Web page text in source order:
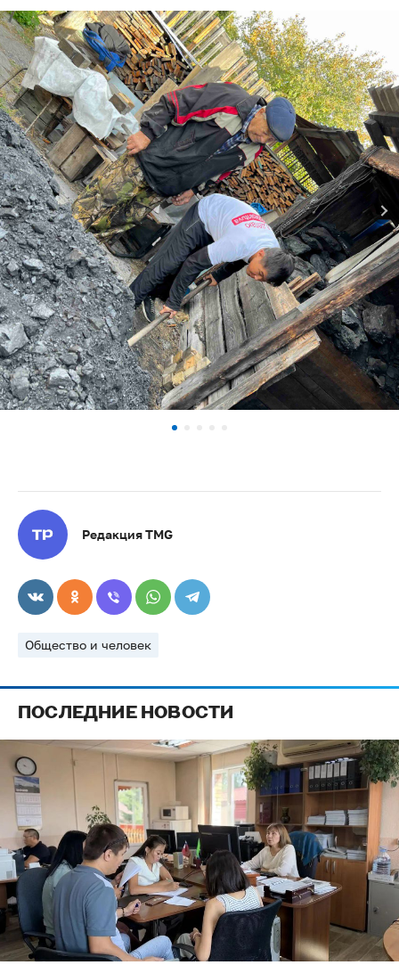
Редакция TMG
Общество и человек
ПОСЛЕДНИЕ НОВОСТИ